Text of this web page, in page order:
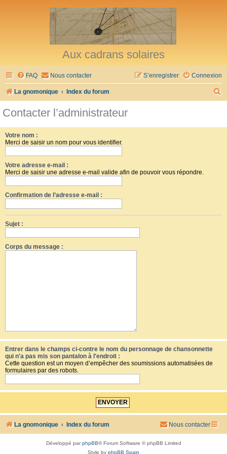
Aux cadrans solaires
FAQ Nous contacter Connexion
S’enregistrer
La gnomonique Index du forum
Contacter l’administrateur
Votre nom :
Merci de saisir un nom pour vous identifier.
Votre adresse e-mail :
Merci de saisir une adresse e-mail valide afin de pouvoir vous répondre.
Confirmation de l’adresse e-mail :
Sujet :
Corps du message :
Entrer dans le champs ci-contre le nom du personnage de chansonnette
qui n'a pas mis son pantalon à l'endroit :
Cette question est un moyen d’empêcher des soumissions automatisées de
formulaires par des robots.
La gnomonique Index du forum Nous contacter
Développé parphpBB® Forum Software © phpBB Limited
Style by phpBB Spain